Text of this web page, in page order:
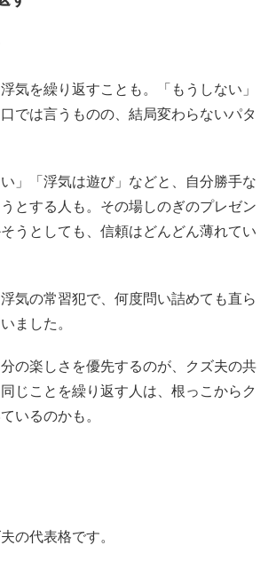
気を繰り返すことも。「もうしない」
口では言うものの、結局変わらないパタ
い」「浮気は遊び」などと、自分勝手な
とする人も。その場しのぎのプレゼン
うとしても、信頼はどんどん薄れてい
気の常習犯で、何度問い詰めても直ら
ました。
の楽しさを優先するのが、クズ夫の共
じことを繰り返す人は、根っこからク
いるのかも。
の代表格です。